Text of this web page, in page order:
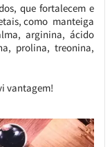
que fortalecem e
como manteiga
arginina, ácido
prolina, treonina,
vantagem!